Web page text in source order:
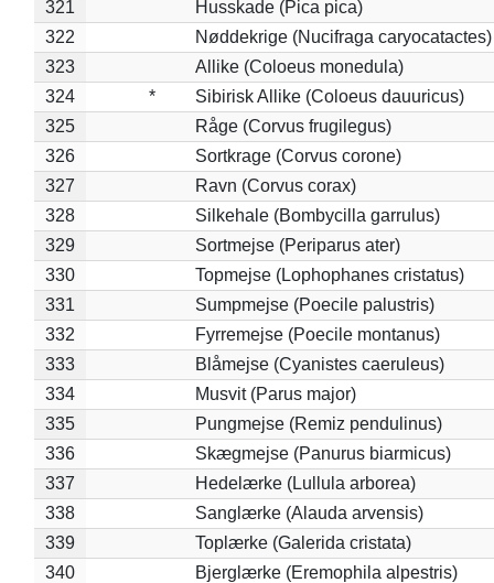
321
Husskade (Pica pica)
322
Nøddekrige (Nucifraga caryocatactes)
323
Allike (Coloeus monedula)
324
*
Sibirisk Allike (Coloeus dauuricus)
325
Råge (Corvus frugilegus)
326
Sortkrage (Corvus corone)
327
Ravn (Corvus corax)
328
Silkehale (Bombycilla garrulus)
329
Sortmejse (Periparus ater)
330
Topmejse (Lophophanes cristatus)
331
Sumpmejse (Poecile palustris)
332
Fyrremejse (Poecile montanus)
333
Blåmejse (Cyanistes caeruleus)
334
Musvit (Parus major)
335
Pungmejse (Remiz pendulinus)
336
Skægmejse (Panurus biarmicus)
337
Hedelærke (Lullula arborea)
338
Sanglærke (Alauda arvensis)
339
Toplærke (Galerida cristata)
340
Bjerglærke (Eremophila alpestris)